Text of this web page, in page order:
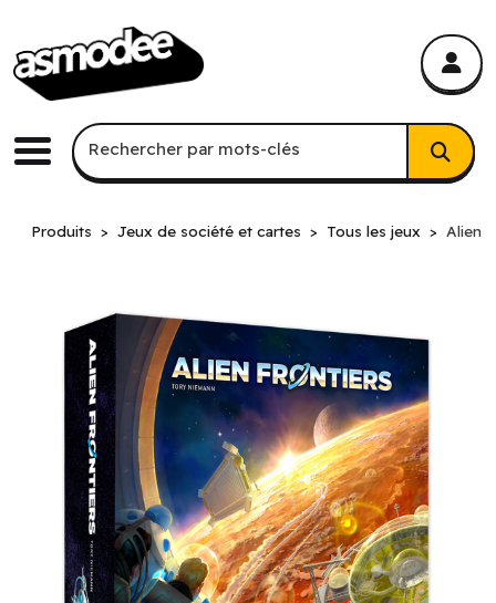
Menu
Recherche par mots-clés
Rechercher par mots-clés
Produits Jeux de société et cartes Tous les jeux Alien